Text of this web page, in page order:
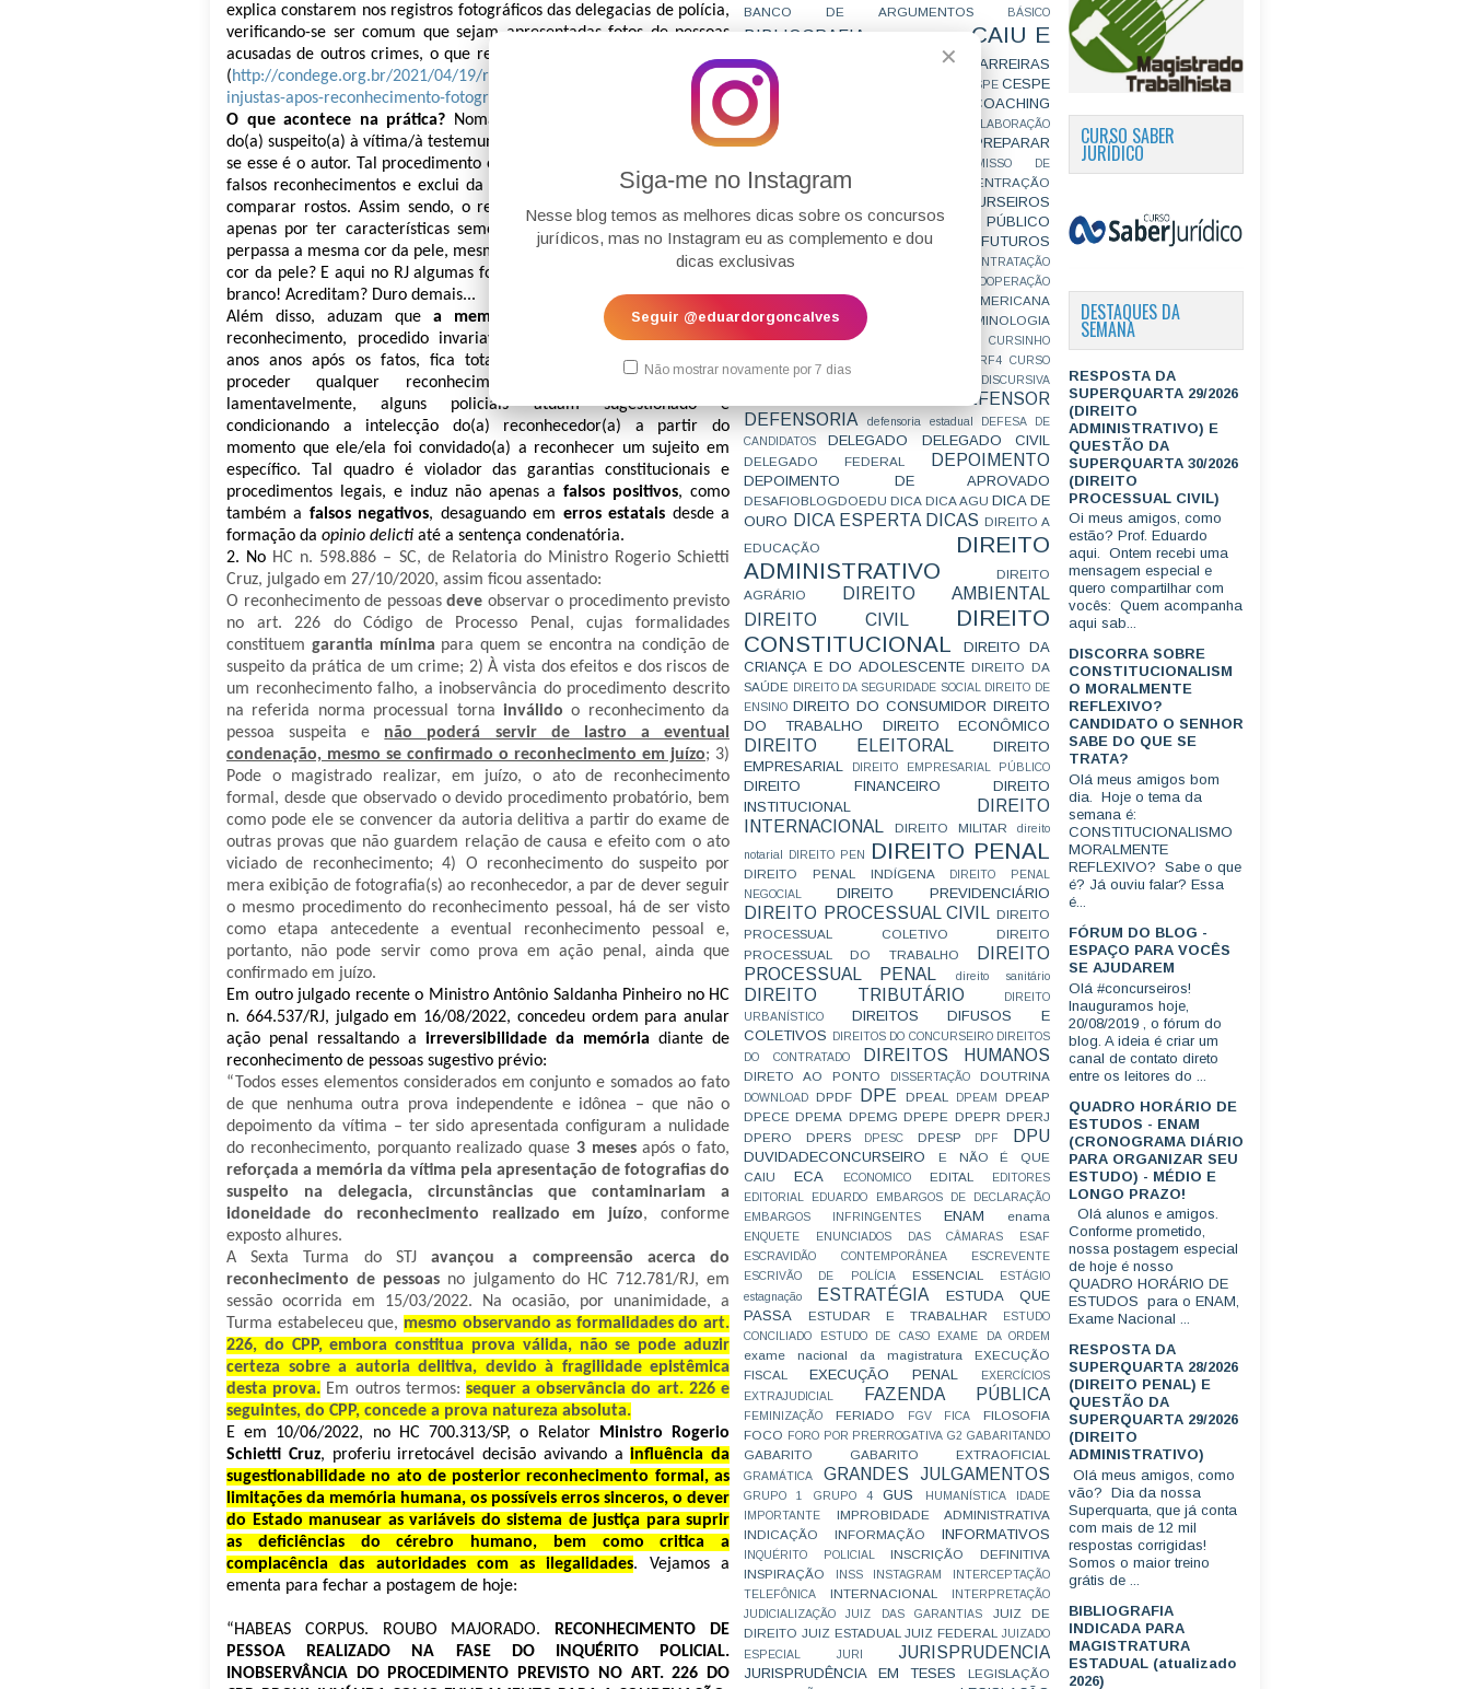
✕
Siga-me no Instagram
Nesse blog temos as melhores dicas sobre os concursos
jurídicos, mas no Instagram eu as complemento e dou
dicas exclusivas
Seguir @eduardorgoncalves
Não mostrar novamente por 7 dias
explica constarem nos registros fotográficos das delegacias de polícia,
verificando-se ser comum que sejam apresentadas fotos de pessoas
acusadas de outros crimes, o que reforça a estigmatização criminal”
(http://condege.org.br/2021/04/19/relatorios-indicam-prisoes-
injustas-apos-reconhecimento-fotografico/
O que acontece na prática? Nomalmente, são apresentadas fotos
do(a) suspeito(a) à vítima/à testemunha e é solicitado que esta aponte
se esse é o autor. Tal procedimento é notoriamente sugestivo, induz a
falsos reconhecimentos e exclui da vítima qualquer oportunidade de
comparar rostos. Assim sendo, o reconhecimento pode ser definido
apenas por ter características semelhantes do factual autor, o que
perpassa a mesma cor da pele, mesmo corte de cabelo etc. Adivinha a
cor da pele? E aqui no RJ algumas fotos apresentadas são em preto e
branco! Acreditam? Duro demais...
Além disso, aduzam que a memória da vítima
, ao tempo do
reconhecimento, procedido invariavelmente muitos meses ou até
anos anos após os fatos, fica totalmente corrompida e inapta a
proceder qualquer reconhecimento fidedigno. E ainda...
lamentavelmente, alguns policiais atuam sugestionado e
condicionando a intelecção do(a) reconhecedor(a) a partir do
momento que ele/ela foi convidado(a) a reconhecer um sujeito em
específico. Tal quadro é violador das garantias constitucionais e
procedimentos legais, e induz não apenas a falsos positivos, como
também a falsos negativos, desaguando em erros estatais desde a
formação da opinio delicti até a sentença condenatória.
2. No HC n. 598.886 – SC, de Relatoria do Ministro Rogerio Schietti
Cruz, julgado em 27/10/2020, assim ficou assentado:
O reconhecimento de pessoas deve observar o procedimento previsto
no art. 226 do Código de Processo Penal, cujas formalidades
constituem garantia mínima para quem se encontra na condição de
suspeito da prática de um crime; 2) À vista dos efeitos e dos riscos de
um reconhecimento falho, a inobservância do procedimento descrito
na referida norma processual torna inválido o reconhecimento da
pessoa suspeita e não poderá servir de lastro a eventual
condenação, mesmo se confirmado o reconhecimento em juízo; 3)
Pode o magistrado realizar, em juízo, o ato de reconhecimento
formal, desde que observado o devido procedimento probatório, bem
como pode ele se convencer da autoria delitiva a partir do exame de
outras provas que não guardem relação de causa e efeito com o ato
viciado de reconhecimento; 4) O reconhecimento do suspeito por
mera exibição de fotografia(s) ao reconhecedor, a par de dever seguir
o mesmo procedimento do reconhecimento pessoal, há de ser visto
como etapa antecedente a eventual reconhecimento pessoal e,
portanto, não pode servir como prova em ação penal, ainda que
confirmado em juízo.
Em outro julgado recente o Ministro Antônio Saldanha Pinheiro no HC
n. 664.537/RJ, julgado em 16/08/2022, concedeu ordem para anular
ação penal ressaltando a irreversibilidade da memória diante de
reconhecimento de pessoas sugestivo prévio:
“Todos esses elementos considerados em conjunto e somados ao fato
de que nenhuma outra prova independente e idônea – que não o
depoimento da vítima – ter sido apresentada configuram a nulidade
do reconhecimento, porquanto realizado quase 3 mesesapós o fato,
reforçada a memória da vítima pela apresentação de fotografias do
suspeito na delegacia, circunstâncias que contaminariam a
idoneidade do reconhecimento realizado em juízo, conforme
exposto alhures.
A Sexta Turma do STJavançou a compreensão acerca do
reconhecimento de pessoas no julgamento do HC 712.781/RJ, em
sessão ocorrida em 15/03/2022. Na ocasião, por unanimidade, a
Turma estabeleceu que, mesmo observando as formalidades do art.
226, do CPP, embora constitua prova válida, não se pode aduzir
certeza sobre a autoria delitiva, devido à fragilidade epistêmica
desta prova. Em outros termos: sequer a observância do art. 226 e
seguintes, do CPP, concede a prova natureza absoluta.
E em 10/06/2022, no HC 700.313/SP, o Relator Ministro Rogerio
Schietti Cruz, proferiu irretocável decisão avivando ainfluência da
sugestionabilidade no ato de posterior reconhecimento formal, as
limitações da memória humana, os possíveis erros sinceros, o dever
do Estado manusear as variáveis do sistema de justiça para suprir
as deficiências do cérebro humano, bem como critica a
complacência das autoridades com as ilegalidades. Vejamos a
ementa para fechar a postagem de hoje:
“HABEAS CORPUS. ROUBO MAJORADO. RECONHECIMENTO DE
PESSOA REALIZADO NA FASE DO INQUÉRITO POLICIAL.
INOBSERVÂNCIA DO PROCEDIMENTO PREVISTO NO ART. 226 DO
BANCO DE ARGUMENTOS BÁSICO
BIBLIOGRAFIA
CAIU E
VAI CAIR
CARREIRAS
CARREIRAS
JURÍDICAS
CEBRASPE CESPE
CF COACHING
CÓDIGO DE TRÂNSITO BRASILEIRO
COLABORAÇÃO
COMBATE À CORRUPÇÃO
COMO SE PREPARAR
COMPROMISSO DE
AJUSTAMENTO DE CONDUTA
CONCENTRAÇÃO
CONCURSEIROS
CONCURSO
CONCURSO PÚBLICO
CONCURSOS
CONCURSOS FUTUROS
CONCURSOS NÍVEL HARD
CONTRATAÇÃO
COOPERAÇÃO
CORTE INTERAMERICANA
CPC2015
CPI
CRIMINOLOGIA
CRONOGRAMA
CTB CURSINHO
CURSO ESTUDO DE CASO - TRF4
CURSO
PARA A SUBJETIVA
CURSO PROVA DISCURSIVA
DEFENSOR
DEFENSORIA
defensoria estadual
DEFESA DE
CANDIDATOS
DELEGADO DELEGADO CIVIL
DELEGADO FEDERAL DEPOIMENTO
DEPOIMENTO DE APROVADO
DESAFIOBLOGDOEDU DICA DICA AGU DICA DE
OURO DICA ESPERTA DICAS DIREITO A
EDUCAÇÃO
DIREITO
ADMINISTRATIVO
DIREITO
AGRÁRIO
DIREITO AMBIENTAL
DIREITO CIVIL
DIREITO
CONSTITUCIONAL
DIREITO DA
CRIANÇA E DO ADOLESCENTE DIREITO DA
SAÚDE
DIREITO DA SEGURIDADE SOCIAL
DIREITO DE
ENSINO DIREITO DO CONSUMIDOR DIREITO
DO TRABALHO
DIREITO ECONÔMICO
DIREITO ELEITORAL
DIREITO
EMPRESARIAL
DIREITO EMPRESARIAL PÚBLICO
DIREITO FINANCEIRO
DIREITO
INSTITUCIONAL
DIREITO
INTERNACIONAL
DIREITO MILITAR direito
notarial DIREITO PEN DIREITO PENAL
DIREITO PENAL INDÍGENA
DIREITO PENAL
NEGOCIAL
DIREITO PREVIDENCIÁRIO
DIREITO PROCESSUAL CIVIL
DIREITO
PROCESSUAL COLETIVO
DIREITO
PROCESSUAL DO TRABALHO
DIREITO
PROCESSUAL PENAL
direito sanitário
DIREITO TRIBUTÁRIO
DIREITO
URBANÍSTICO
DIREITOS DIFUSOS E
COLETIVOS
DIREITOS DO CONCURSEIRO DIREITOS
DO CONTRATADO
DIREITOS HUMANOS
DIRETO AO PONTO DISSERTAÇÃO DOUTRINA
DOWNLOAD DPDF DPE DPEAL DPEAM
DPEAP
DPECE DPEMA DPEMG DPEPE DPEPR DPERJ
DPERO
DPERS DPESC DPESP DPF DPU
DUVIDADECONCURSEIRO
E NÃO É QUE
CAIU
ECA ECONOMICO EDITAL
EDITORES
EDITORIAL
EDUARDO
EMBARGOS DE DECLARAÇÃO
EMBARGOS INFRINGENTES
ENAM enama
ENQUETE ENUNCIADOS DAS CÂMARAS
ESAF
ESCRAVIDÃO CONTEMPORÂNEA
ESCREVENTE
ESCRIVÃO DE POLÍCIA
ESSENCIAL
ESTÁGIO
estagnação
ESTRATÉGIA
ESTUDA QUE
PASSA
ESTUDAR E TRABALHAR
ESTUDO
CONCILIADO
ESTUDO DE CASO EXAME DA ORDEM
exame nacional da magistratura
EXECUÇÃO
FISCAL
EXECUÇÃO PENAL
EXERCÍCIOS
EXTRAJUDICIAL
FAZENDA PÚBLICA
FEMINIZAÇÃO FERIADO FGV FICA
FILOSOFIA
FOCO
FORO POR PRERROGATIVA G2 GABARITANDO
GABARITO GABARITO EXTRAOFICIAL
GRAMÁTICA GRANDES JULGAMENTOS
GRUPO 1 GRUPO 4 GUS HUMANÍSTICA
IDADE
IMPORTANTE
IMPROBIDADE ADMINISTRATIVA
INDICAÇÃO
INFORMAÇÃO INFORMATIVOS
INQUÉRITO POLICIAL
INSCRIÇÃO DEFINITIVA
INSPIRAÇÃO
INSS INSTAGRAM
INTERCEPTAÇÃO
TELEFÔNICA
INTERNACIONAL
INTERPRETAÇÃO
JUDICIALIZAÇÃO
JUIZ DAS GARANTIAS
JUIZ DE
DIREITO JUIZ ESTADUAL JUIZ FEDERAL
JUIZADO
ESPECIAL
JURI JURISPRUDENCIA
JURISPRUDÊNCIA EM TESES
LEGISLAÇÃO
CURSO SABER
JURÍDICO
DESTAQUES DA
SEMANA
RESPOSTA DA
SUPERQUARTA 29/2026
(DIREITO
ADMINISTRATIVO) E
QUESTÃO DA
SUPERQUARTA 30/2026
(DIREITO
PROCESSUAL CIVIL)
Oi meus amigos, como
estão? Prof. Eduardo
aqui. Ontem recebi uma
mensagem especial e
quero compartilhar com
vocês: Quem acompanha
aqui sab...
DISCORRA SOBRE
CONSTITUCIONALISM
O MORALMENTE
REFLEXIVO?
CANDIDATO O SENHOR
SABE DO QUE SE
TRATA?
Olá meus amigos bom
dia. Hoje o tema da
semana é:
CONSTITUCIONALISMO
MORALMENTE
REFLEXIVO? Sabe o que
é? Já ouviu falar? Essa
é...
FÓRUM DO BLOG -
ESPAÇO PARA VOCÊS
SE AJUDAREM
Olá #concurseiros!
Inauguramos hoje,
20/08/2019 , o fórum do
blog. A ideia é criar um
canal de contato direto
entre os leitores do ...
QUADRO HORÁRIO DE
ESTUDOS - ENAM
(CRONOGRAMA DIÁRIO
PARA ORGANIZAR SEU
ESTUDO) - MÉDIO E
LONGO PRAZO!
Olá alunos e amigos.
Conforme prometido,
nossa postagem especial
de hoje é nosso
QUADRO HORÁRIO DE
ESTUDOS para o ENAM,
Exame Nacional ...
RESPOSTA DA
SUPERQUARTA 28/2026
(DIREITO PENAL) E
QUESTÃO DA
SUPERQUARTA 29/2026
(DIREITO
ADMINISTRATIVO)
Olá meus amigos, como
vão? Dia da nossa
Superquarta, que já conta
com mais de 12 mil
respostas corrigidas!
Somos o maior treino
grátis de ...
BIBLIOGRAFIA
INDICADA PARA
MAGISTRATURA
ESTADUAL (atualizado
2026)